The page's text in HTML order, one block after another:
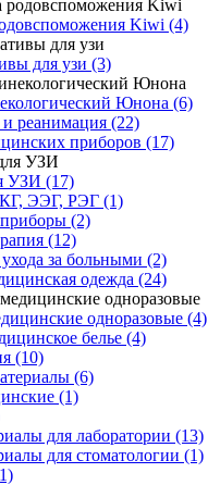
Kiwi (4)
для узи (3)
Юнона (6)
и реанимация (22)
приборов (17)
УЗИ (17)
ЭЭГ, РЭГ (1)
(2)
(12)
за больными (2)
одежда (24)
одноразовые (4)
белье (4)
(10)
(6)
(1)
для лаборатории (13)
для стоматологии (1)